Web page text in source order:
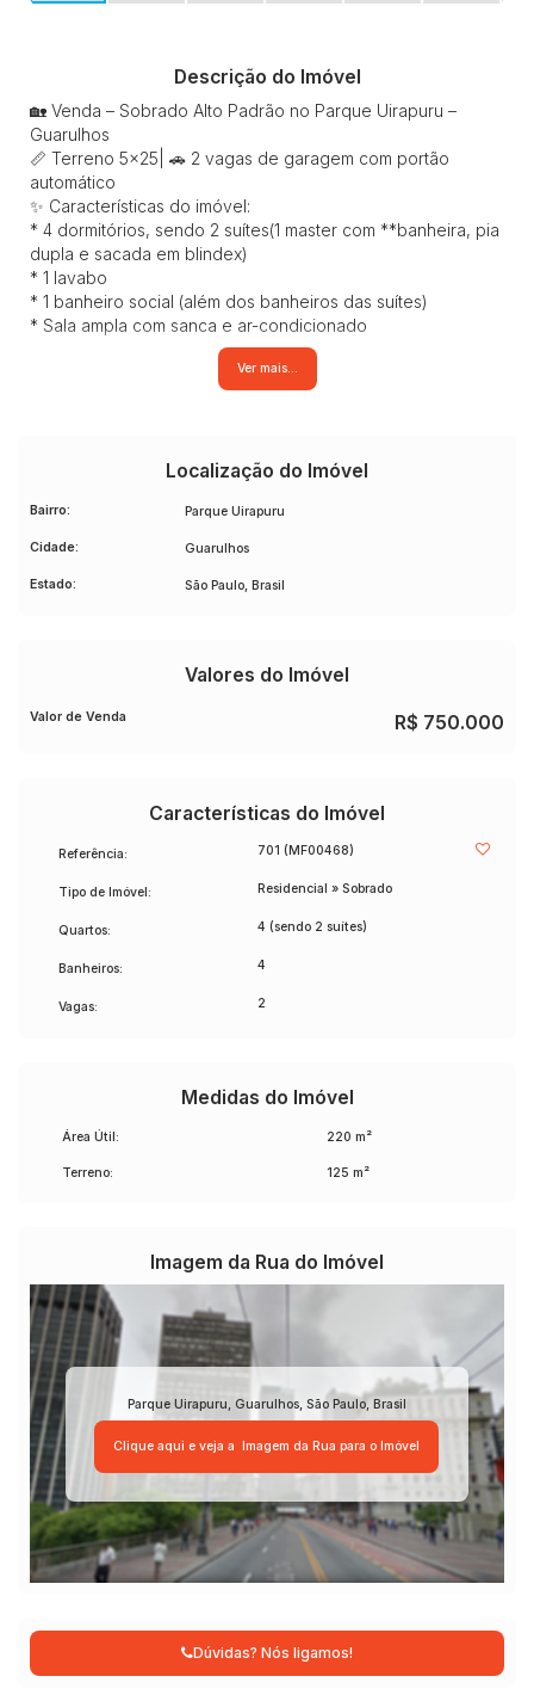
Descrição do Imóvel
🏡 Venda – Sobrado Alto Padrão no Parque Uirapuru –
Guarulhos
📏 Terreno 5x25| 🚗 2 vagas de garagem com portão
automático
✨ Características do imóvel:
* 4 dormitórios, sendo 2 suítes(1 master com **banheira, pia
dupla e sacada em blindex)
* 1 lavabo
* 1 banheiro social (além dos banheiros das suítes)
* Sala ampla com sanca e ar-condicionado
* Cozinha integrada ao espaço gourmet com:
* Torre quente (forno, lava-louças e cooktop)
* Bancada alta em **granito verde Ubatuba** em formato L
* Lavanderia no piso superior com acesso pela área
* **Espaço gourmet completo**: churrasqueira inox, pias
em granito e jardim
som e câmeras internas e externas)
* Porcelanato em toda a casa
* Quartos infantis com piso vinílico
* Corrimão em inox e vidro em toda a sacada lateral
Ver mais...
Localização do Imóvel
Bairro: Parque Uirapuru
Cidade: Guarulhos
Estado: São Paulo, Brasil
Valores do Imóvel
R$ 750.000
Valor de Venda
Características do Imóvel
Referência: 701 (MF00468)
Tipo de Imóvel: Residencial » Sobrado
Quartos: 4 (sendo 2 suítes)
Banheiros: 4
Vagas: 2
Medidas do Imóvel
Área Útil: 220 m²
Terreno: 125 m²
Imagem da Rua do Imóvel
Parque Uirapuru Guarulhos, São Paulo, Brasil
Clique aqui e veja a Imagem da Rua para o Imóvel
Dúvidas? Nós ligamos!